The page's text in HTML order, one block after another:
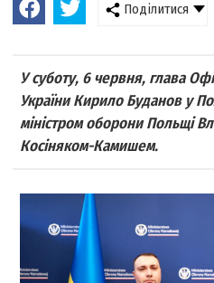
Поділитися
У суботу, 6 червня, глава
України Кирило Буданов у
міністром оборони Польщі
Косіняком-Камишем.